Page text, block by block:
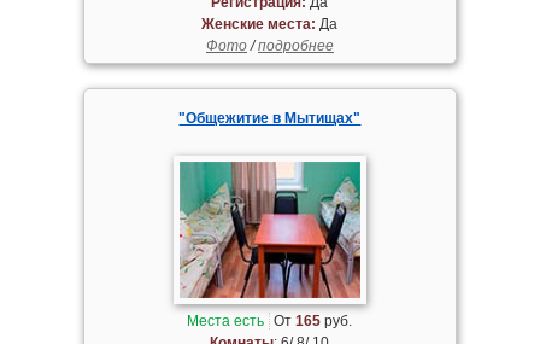
Женские места: Да
Фото/подробнее
"Общежитие в Мытищах"
Места есть От165 руб.